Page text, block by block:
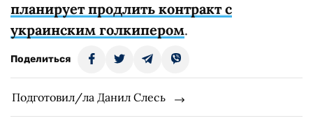
планирует продлить контракт с
украинским голкипером.
Поделиться
Подготовил/ла Данил Слесь